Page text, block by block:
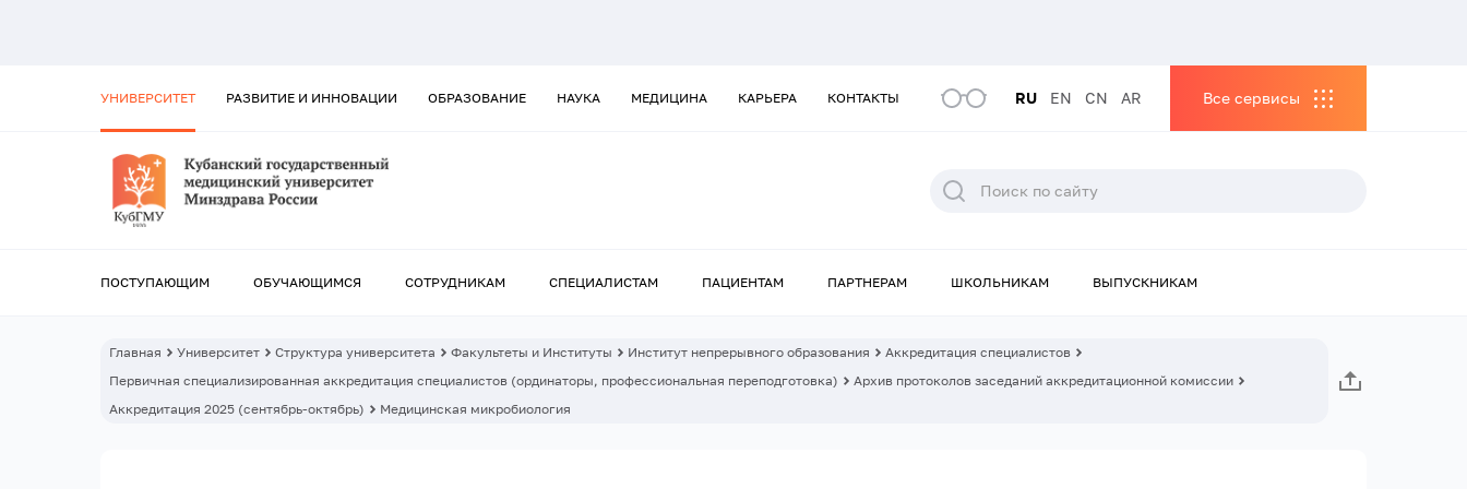
УНИВЕРСИТЕТ РАЗВИТИЕ И ИННОВАЦИИ ОБРАЗОВАНИЕ НАУКА МЕДИЦИНА КАРЬЕРА КОНТАКТЫ RU EN CN AR Все сервисы
ПОСТУПАЮЩИМ ОБУЧАЮЩИМСЯ СОТРУДНИКАМ СПЕЦИАЛИСТАМ ПАЦИЕНТАМ ПАРТНЕРАМ ШКОЛЬНИКАМ ВЫПУСКНИКАМ
Главная Университет Структура университета Факультеты и Институты Институт непрерывного образования
Аккредитация специалистов
Первичная специализированная аккредитация специалистов (ординаторы, профессиональная переподготовка)
Архив протоколов заседаний аккредитационной комиссии
Аккредитация 2025 (сентябрь-октябрь)
Медицинская микробиология